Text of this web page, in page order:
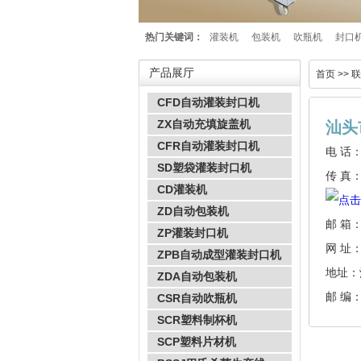
热门关键词： 灌装机 包装机 吹瓶机 封口
产品展厅
CFD自动灌装封口机
ZX自动充填旋盖机
CFR自动灌装封口机
SD塑袋灌装封口机
CD灌装机
ZD自动包装机
ZP灌装封口机
ZPB自动成型灌装封口机
ZDA自动包装机
CSR自动吹瓶机
SCR塑料制杯机
SCP塑料片材机
首页 >>
汕
电 话
传 真
邮 箱
网 址
地址
邮 编